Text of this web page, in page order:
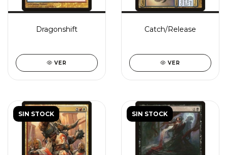
Dragonshift
VER
Catch/Release
VER
SIN STOCK SIN STOCK